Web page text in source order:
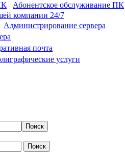
Абонентское обслуживание ПК
компании 24/7
Администрирование сервера
почта
услуги